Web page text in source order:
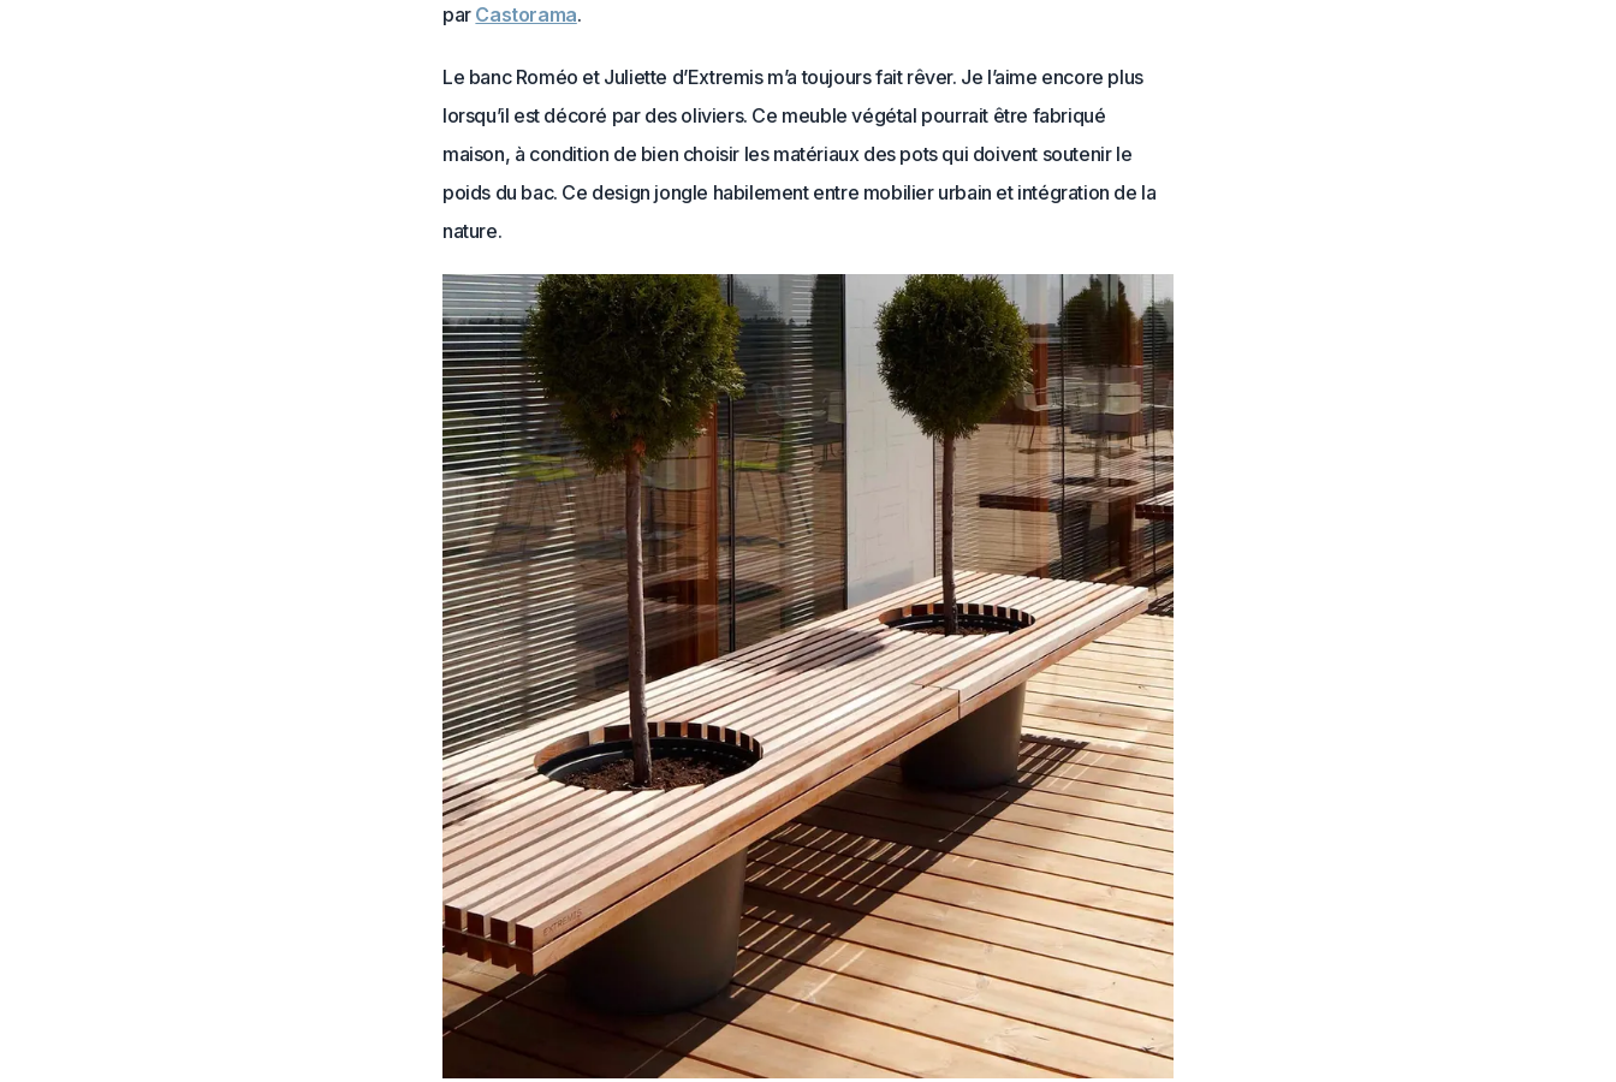
par Castorama.
Le banc Roméo et Juliette d’Extremis m’a toujours fait rêver. Je l’aime encore plus
lorsqu’il est décoré par des oliviers. Ce meuble végétal pourrait être fabriqué
maison, à condition de bien choisir les matériaux des pots qui doivent soutenir le
poids du bac. Ce design jongle habilement entre mobilier urbain et intégration de la
nature.